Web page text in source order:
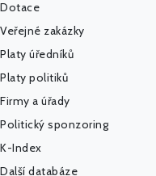
Dotace
Veřejné zakázky
Platy úředníků
Platy politiků
Firmy a úřady
Politický sponzoring
K-Index
Další databáze